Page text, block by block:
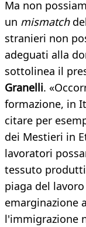
Ma non
un mismatch
stranieri non
adeguati alla
sottolinea il
Granelli.
formazione, in
citare per
dei Mestieri in
lavoratori
tessuto
piaga del
emarginazione
l'immigrazione